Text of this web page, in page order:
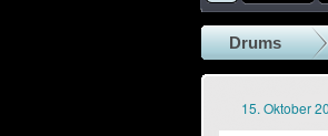
Drums
15. Oktober